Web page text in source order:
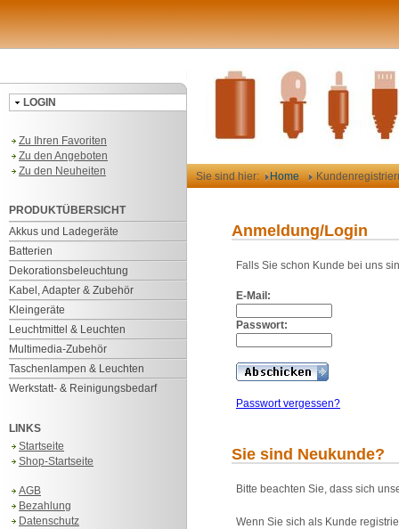
LOGIN
Zu Ihren Favoriten
Zu den Angeboten
Zu den Neuheiten
PRODUKTÜBERSICHT
Akkus und Ladegeräte
Batterien
Dekorationsbeleuchtung
Kabel, Adapter & Zubehör
Kleingeräte
Leuchtmittel & Leuchten
Multimedia-Zubehör
Taschenlampen & Leuchten
Werkstatt- & Reinigungsbedarf
LINKS
Startseite
Shop-Startseite
AGB
Bezahlung
Datenschutz
Sie sind hier: Home
Anmeldung/Login
Falls Sie schon Kunde bei uns
E-Mail:
Passwort:
Passwort vergessen?
Sie sind Neukunde?
Bitte beachten Sie, dass sich
Wenn Sie sich als Kunde